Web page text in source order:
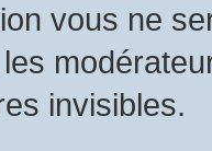
vous ne
invisibles.